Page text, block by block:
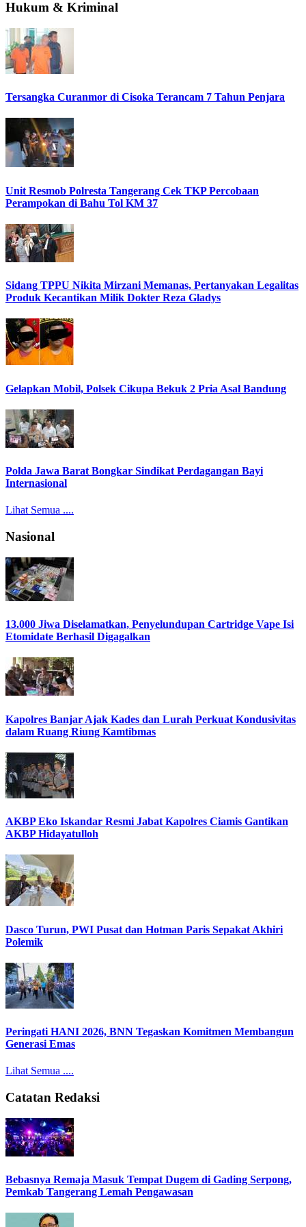
Hukum & Kriminal
Tersangka Curanmor di Cisoka Terancam 7 Tahun Penjara
Unit Resmob Polresta Tangerang Cek TKP Percobaan
Perampokan di Bahu Tol KM 37
Sidang TPPU Nikita Mirzani Memanas, Pertanyakan Legalitas
Produk Kecantikan Milik Dokter Reza Gladys
Gelapkan Mobil, Polsek Cikupa Bekuk 2 Pria Asal Bandung
Polda Jawa Barat Bongkar Sindikat Perdagangan Bayi
Internasional
Lihat Semua ....
Nasional
13.000 Jiwa Diselamatkan, Penyelundupan Cartridge Vape Isi
Etomidate Berhasil Digagalkan
Kapolres Banjar Ajak Kades dan Lurah Perkuat Kondusivitas
dalam Ruang Riung Kamtibmas
AKBP Eko Iskandar Resmi Jabat Kapolres Ciamis Gantikan
AKBP Hidayatulloh
Dasco Turun, PWI Pusat dan Hotman Paris Sepakat Akhiri
Polemik
Peringati HANI 2026, BNN Tegaskan Komitmen Membangun
Generasi Emas
Lihat Semua ....
Catatan Redaksi
Bebasnya Remaja Masuk Tempat Dugem di Gading Serpong,
Pemkab Tangerang Lemah Pengawasan